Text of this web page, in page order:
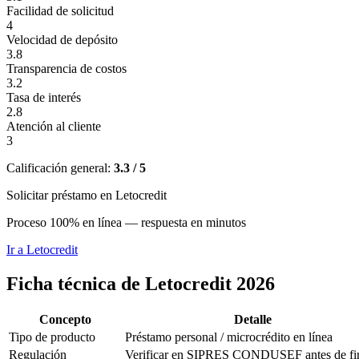
Facilidad de solicitud
4
Velocidad de depósito
3.8
Transparencia de costos
3.2
Tasa de interés
2.8
Atención al cliente
3
Calificación general: 3.3 / 5
Solicitar préstamo en Letocredit
Proceso 100% en línea — respuesta en minutos
Ir a Letocredit
Ficha técnica de Letocredit 2026
Concepto
Detalle
Tipo de producto
Préstamo personal / microcrédito en línea
Regulación
Verificar en SIPRES CONDUSEF antes de